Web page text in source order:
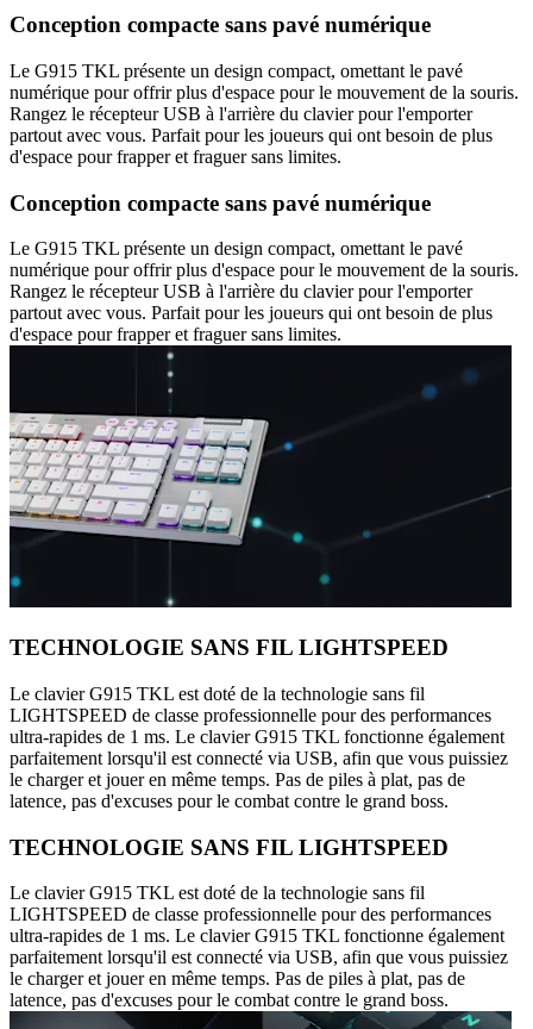
Conception compacte sans pavé numérique
Le G915 TKL présente un design compact, omettant le pavé
numérique pour offrir plus d'espace pour le mouvement de la souris.
Rangez le récepteur USB à l'arrière du clavier pour l'emporter
partout avec vous. Parfait pour les joueurs qui ont besoin de plus
d'espace pour frapper et fraguer sans limites.
Conception compacte sans pavé numérique
Le G915 TKL présente un design compact, omettant le pavé
numérique pour offrir plus d'espace pour le mouvement de la souris.
Rangez le récepteur USB à l'arrière du clavier pour l'emporter
partout avec vous. Parfait pour les joueurs qui ont besoin de plus
d'espace pour frapper et fraguer sans limites.
TECHNOLOGIE SANS FIL LIGHTSPEED
Le clavier G915 TKL est doté de la technologie sans fil
LIGHTSPEED de classe professionnelle pour des performances
ultra-rapides de 1 ms. Le clavier G915 TKL fonctionne également
parfaitement lorsqu'il est connecté via USB, afin que vous puissiez
le charger et jouer en même temps. Pas de piles à plat, pas de
latence, pas d'excuses pour le combat contre le grand boss.
TECHNOLOGIE SANS FIL LIGHTSPEED
Le clavier G915 TKL est doté de la technologie sans fil
LIGHTSPEED de classe professionnelle pour des performances
ultra-rapides de 1 ms. Le clavier G915 TKL fonctionne également
parfaitement lorsqu'il est connecté via USB, afin que vous puissiez
le charger et jouer en même temps. Pas de piles à plat, pas de
latence, pas d'excuses pour le combat contre le grand boss.